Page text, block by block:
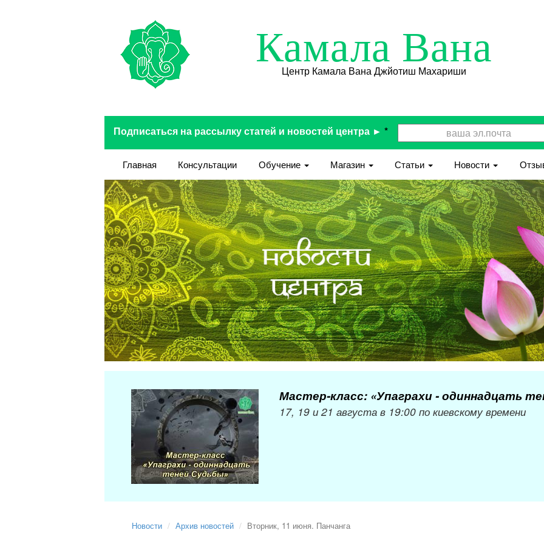
Камала Вана
Центр Камала Вана Джйотиш Махариши
Подписаться на рассылку статей и новостей центра ► *
Главная Консультации Обучение Магазин Статьи Новости
Мастер-класс: «Упаграхи - одиннадцать
17, 19 и 21 августа в 19:00 по киевскому времени
Новости Архив новостей Вторник, 11 июня. Панчанга